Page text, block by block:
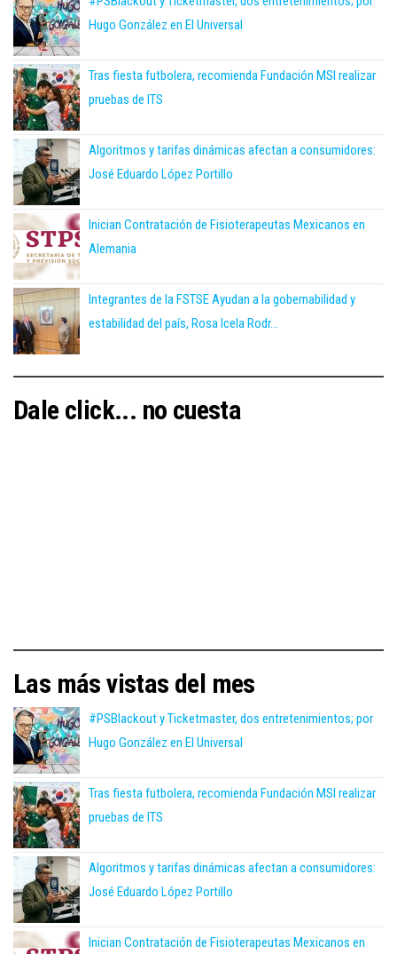
Hugo González en El Universal
Tras fiesta futbolera, recomienda Fundación MSI realizar
pruebas de ITS
Algoritmos y tarifas dinámicas afectan a consumidores:
José Eduardo López Portillo
Inician Contratación de Fisioterapeutas Mexicanos en
Alemania
Integrantes de la FSTSE Ayudan a la gobernabilidad y
estabilidad del país, Rosa Icela Rodr...
Dale click... no cuesta
Las más vistas del mes
#PSBlackout y Ticketmaster, dos entretenimientos; por
Hugo González en El Universal
Tras fiesta futbolera, recomienda Fundación MSI realizar
pruebas de ITS
Algoritmos y tarifas dinámicas afectan a consumidores:
José Eduardo López Portillo
Inician Contratación de Fisioterapeutas Mexicanos en